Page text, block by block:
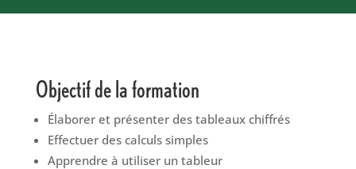
Objectif de la formation
Élaborer et présenter des tableaux chiffrés
Effectuer des calculs simples
Apprendre à utiliser un tableur